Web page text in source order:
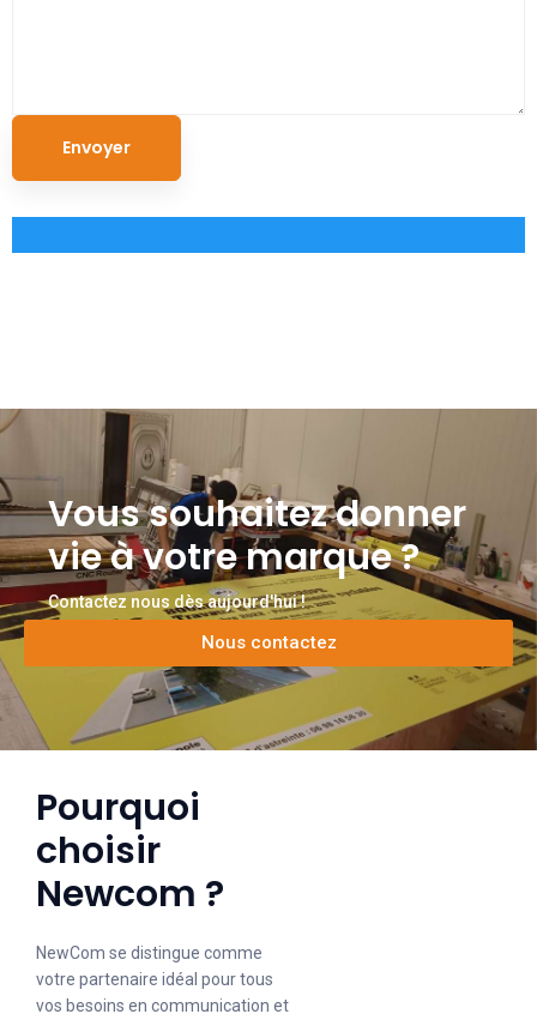
Vous souhaitez donner
vie à votre marque ?
Contactez nous dès aujourd'hui !
Nous contactez
Pourquoi
choisir
Newcom ?
NewCom se distingue comme
votre partenaire idéal pour tous
vos besoins en communication et